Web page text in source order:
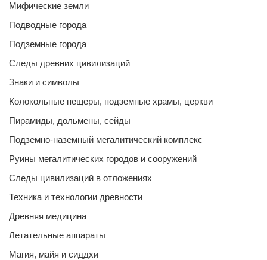
Мифические земли
Подводные города
Подземные города
Следы древних цивилизаций
Знаки и символы
Колокольные пещеры, подземные храмы, церкви
Пирамиды, дольмены, сейды
Подземно-наземный мегалитический комплекс
Руины мегалитических городов и сооружений
Следы цивилизаций в отложениях
Техника и технологии древности
Древняя медицина
Летательные аппараты
Магия, майя и сиддхи